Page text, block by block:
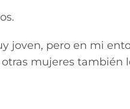
joven, pero en mi
mujeres también